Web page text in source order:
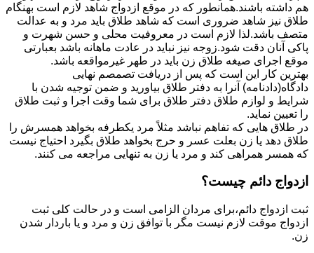
هم داشته باشند.همانطور که در موقع ازدواج شاهد لازم است بهنگام
طلاق نیز شاهد ضروری است که شاهد طلاق باید مرد و به عدالت
متصف باشد.لذا لازم است در معروفیت محلی و حسن شهرت و
پاکی آنان دقت شود.زوجه نیز نباید در عادت ماهانه باشد بعبارتی
موقع اجرای صیغه طلاق زن باید در طهر غیرمواقعه باشد.
بهترین کار این است که پس از دریافت تصمصم نهایی
دادگاه(دادنامه) آنرا به دفتر طلاق بیاورید و ضمن توجیه شدن با
شرایط و لوازم طلاق دفتر طلاق برای شما وقت اجرا و ثبت طلاق
را تعیین نماید.
در طلاق هایی که تفاهم نباشد مثلاً مرد یکطرفه بخواهد همسرش را
طلاق دهد یا زن بعلت عسر و حرج بخواهد طلاق بگیرد احتیاج نیست
که همسر همراهی کند و مرد یا زن به تنهایی مراجعه می کنند.
ازدواج دائم چیست؟
ثبت ازدواج دائم،برای مردان الزامی است و در حالت کلی ثبت
ازدواج موقت لازم نیست مگر با توافق زن و مرد و یا باردار شدن
زن.